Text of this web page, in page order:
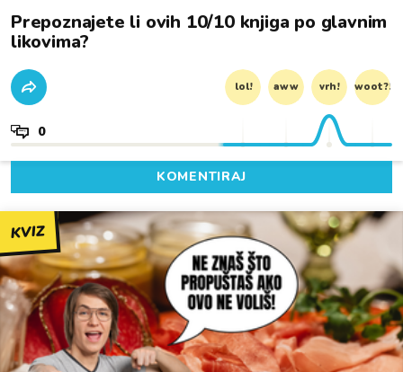
Prepoznajete li ovih 10/10 knjiga po glavnim
likovima?
lol! aww vrh! woot?!
0
KOMENTIRAJ
KVIZ